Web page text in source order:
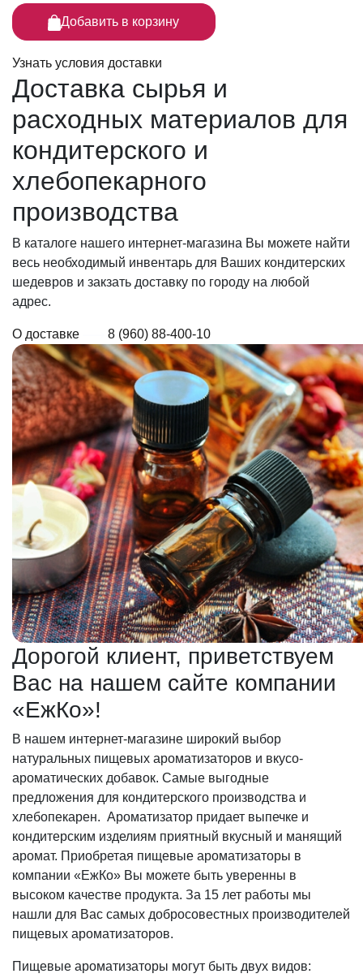
Добавить в корзину
Узнать условия доставки
Доставка сырья и
расходных материалов для
кондитерского и
хлебопекарного
производства
В каталоге нашего интернет-магазина Вы можете найти
весь необходимый инвентарь для Ваших кондитерских
шедевров и закзать доставку по городу на любой
адрес.
О доставке 8 (960) 88-400-10
Дорогой клиент, приветствуем
Вас на нашем сайте компании
«ЕжКо»!
В нашем интернет-магазине широкий выбор
натуральных пищевых ароматизаторов и вкусо-
ароматических добавок. Самые выгодные
предложения для кондитерского производства и
хлебопекарен. Ароматизатор придает выпечке и
кондитерским изделиям приятный вкусный и манящий
аромат. Приобретая пищевые ароматизаторы в
компании «ЕжКо» Вы можете быть уверенны в
высоком качестве продукта. За 15 лет работы мы
нашли для Вас самых добросовестных производителей
пищевых ароматизаторов.
Пищевые ароматизаторы могут быть двух видов: